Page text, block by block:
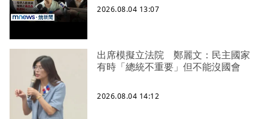
2026.08.04 13:07
出席模擬立法院 鄭麗文：民主國家
有時「總統不重要」但不能沒國會
2026.08.04 14:12